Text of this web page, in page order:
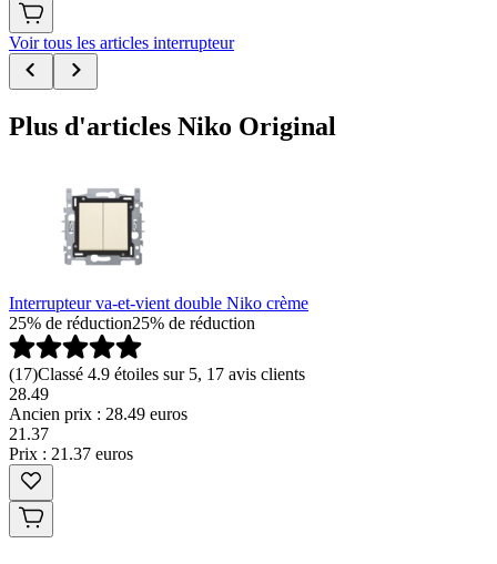
Voir tous les articles interrupteur
Plus d'articles Niko Original
Interrupteur va-et-vient double Niko crème
25% de réduction25% de réduction
(17)Classé 4.9 étoiles sur 5, 17 avis clients
28.49
Ancien prix : 28.49 euros
21 .37
Prix : 21.37 euros